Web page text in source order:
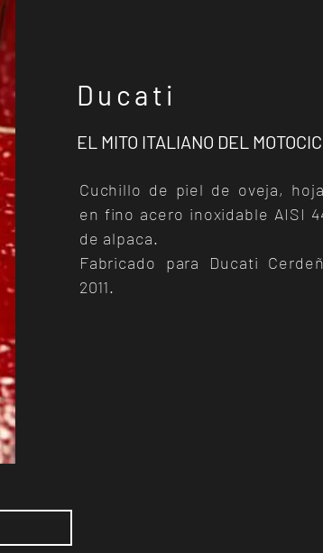
Ducati
EL MITO ITALIANO DEL
Cuchillo de piel de oveja,
en fino acero inoxidable AISI
de alpaca.
Fabricado para Ducati
2011.